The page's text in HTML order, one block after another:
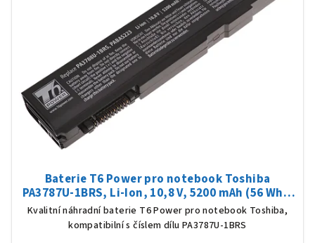
Baterie T6 Power pro notebook Toshiba
PA3787U-1BRS, Li-Ion, 10,8 V, 5200 mAh (56 Wh),
černá
Kvalitní náhradní baterie T6 Power pro notebook Toshiba,
kompatibilní s číslem dílu PA3787U-1BRS